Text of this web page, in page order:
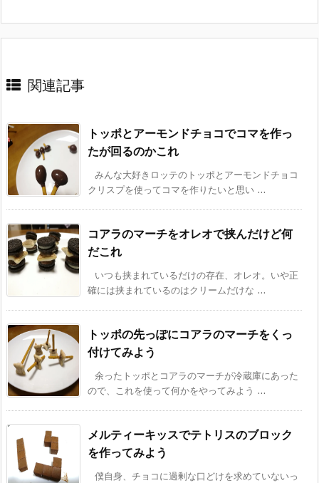
関連記事
トッポとアーモンドチョコでコマを作っ
たが回るのかこれ
みんな大好きロッテのトッポとアーモンドチョコ
クリスプを使ってコマを作りたいと思い ...
コアラのマーチをオレオで挟んだけど何
だこれ
いつも挟まれているだけの存在、オレオ。いや正
確には挟まれているのはクリームだけな ...
トッポの先っぽにコアラのマーチをくっ
付けてみよう
余ったトッポとコアラのマーチが冷蔵庫にあった
ので、これを使って何かをやってみよう ...
メルティーキッスでテトリスのブロック
を作ってみよう
僕自身、チョコに過剰な口どけを求めていないっ